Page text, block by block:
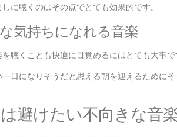
に聴くのはその点でとても効果的です。
気持ちになれる音楽
聴くことも快適に目覚めるにはとても大事で
日になりそうだと思える朝を迎えるために
避けたい不向きな音